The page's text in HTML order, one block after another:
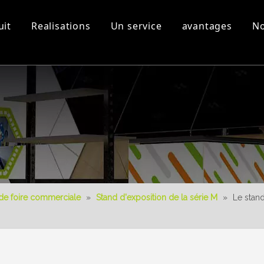
Equipement d'atelier et
Vidéos 3D
Realisations Un service avantages
Nouveau produit
foire commerciale » Stand d'exposition de la série M »
Le